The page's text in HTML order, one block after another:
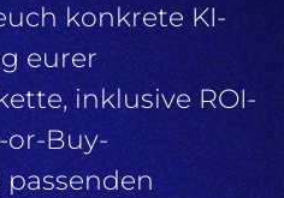
konkrete KI-
eurer
inklusive ROI-
or-Buy-